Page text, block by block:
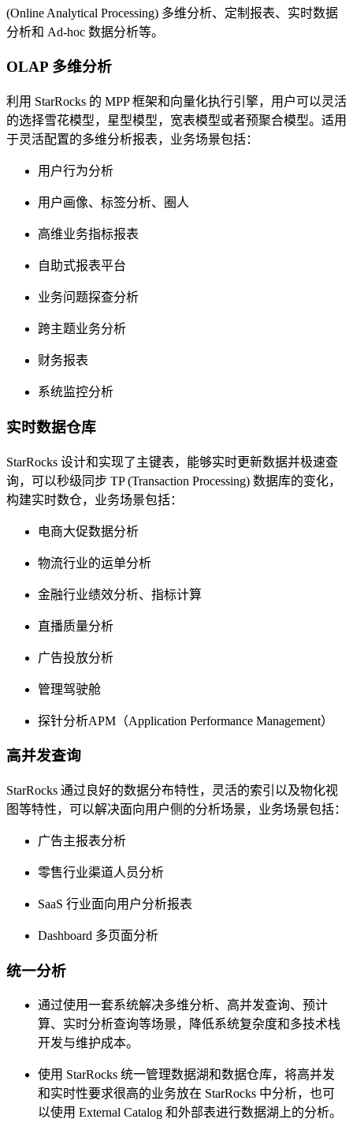
(Online Analytical Processing) 多维分析、定制报表、实时数据
分析和 Ad-hoc 数据分析等。
OLAP 多维分析
利用 StarRocks 的 MPP 框架和向量化执行引擎，用户可以灵活
的选择雪花模型，星型模型，宽表模型或者预聚合模型。适用
于灵活配置的多维分析报表，业务场景包括：
用户行为分析
用户画像、标签分析、圈人
高维业务指标报表
自助式报表平台
业务问题探查分析
跨主题业务分析
财务报表
系统监控分析
实时数据仓库
StarRocks 设计和实现了主键表，能够实时更新数据并极速查
询，可以秒级同步 TP (Transaction Processing) 数据库的变化，
构建实时数仓，业务场景包括：
电商大促数据分析
物流行业的运单分析
金融行业绩效分析、指标计算
直播质量分析
广告投放分析
管理驾驶舱
探针分析APM（Application Performance Management）
高并发查询
StarRocks 通过良好的数据分布特性，灵活的索引以及物化视
图等特性，可以解决面向用户侧的分析场景，业务场景包括：
广告主报表分析
零售行业渠道人员分析
SaaS 行业面向用户分析报表
Dashboard 多页面分析
统一分析
通过使用一套系统解决多维分析、高并发查询、预计
算、实时分析查询等场景，降低系统复杂度和多技术栈
开发与维护成本。
使用 StarRocks 统一管理数据湖和数据仓库，将高并发
和实时性要求很高的业务放在 StarRocks 中分析，也可
以使用 External Catalog 和外部表进行数据湖上的分析。